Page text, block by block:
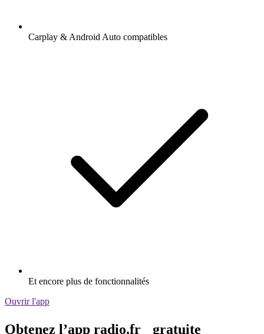
Carplay & Android Auto compatibles
Et encore plus de fonctionnalités
Ouvrir l'app
Obtenez l’app radio.fr gratuite